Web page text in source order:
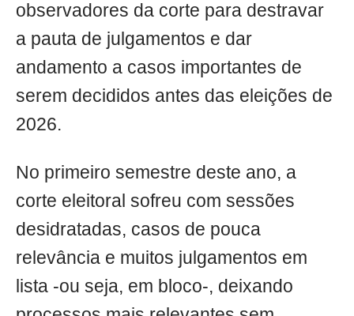
observadores da corte para destravar
a pauta de julgamentos e dar
andamento a casos importantes de
serem decididos antes das eleições de
2026.
No primeiro semestre deste ano, a
corte eleitoral sofreu com sessões
desidratadas, casos de pouca
relevância e muitos julgamentos em
lista -ou seja, em bloco-, deixando